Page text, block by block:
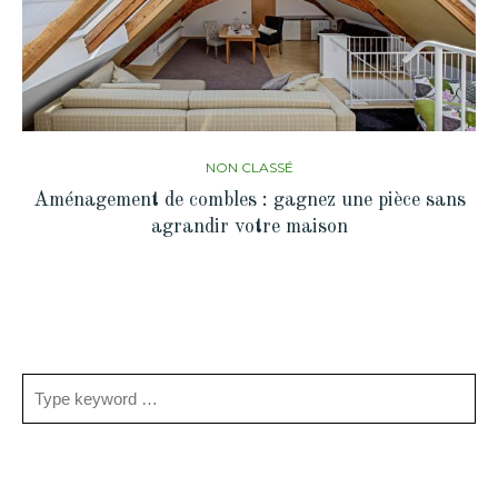
NON CLASSÉ
Aménagement de combles : gagnez une pièce sans
agrandir votre maison